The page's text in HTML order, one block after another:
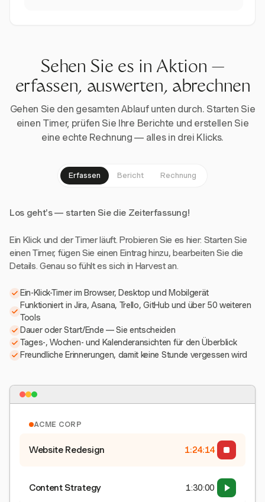
Sehen Sie es in Aktion —
erfassen, auswerten, abrechnen
Gehen Sie den gesamten Ablauf unten durch. Starten Sie
einen Timer, prüfen Sie Ihre Berichte und erstellen Sie
eine echte Rechnung — alles in drei Klicks.
Erfassen Bericht Rechnung
Los geht's — starten Sie die Zeiterfassung!
Ein Klick und der Timer läuft. Probieren Sie es hier: Starten Sie
einen Timer, fügen Sie einen Eintrag hinzu, bearbeiten Sie die
Details. Genau so fühlt es sich in Harvest an.
Ein-Klick-Timer im Browser, Desktop und Mobilgerät
Funktioniert in Jira, Asana, Trello, GitHub und über 50 weiteren
Tools
Dauer oder Start/Ende — Sie entscheiden
Tages-, Wochen- und Kalenderansichten für den Überblick
Freundliche Erinnerungen, damit keine Stunde vergessen wird
ACME CORP
Website Redesign 1:24:15
Content Strategy 1:30:00